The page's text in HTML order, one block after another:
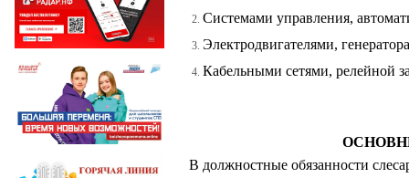
Системами управления,
Электродвигателями,
Кабельными сетями, релейной
В должностные обязанности